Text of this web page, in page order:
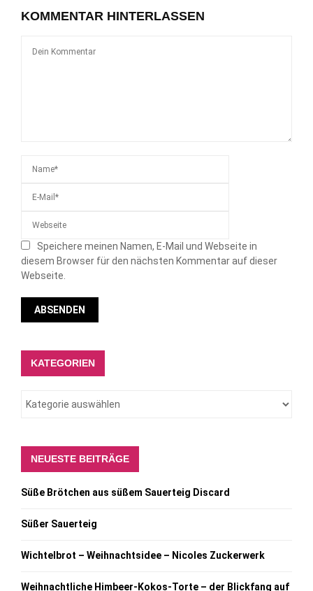
KOMMENTAR HINTERLASSEN
Speichere meinen Namen, E-Mail und Webseite in
diesem Browser für den nächsten Kommentar auf dieser
Webseite.
KATEGORIEN
NEUESTE BEITRÄGE
Süße Brötchen aus süßem Sauerteig Discard
Süßer Sauerteig
Wichtelbrot – Weihnachtsidee – Nicoles Zuckerwerk
Weihnachtliche Himbeer-Kokos-Torte – der Blickfang auf